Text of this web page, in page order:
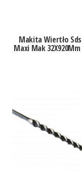
Makita Wiertło
Maxi Mak 32X920Mm